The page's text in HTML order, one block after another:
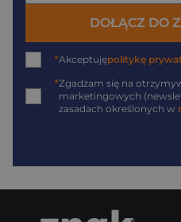
DOŁĄCZ DO
*Akceptujępolitykę
*Zgadzam się na
marketingowych
zasadach określonych w